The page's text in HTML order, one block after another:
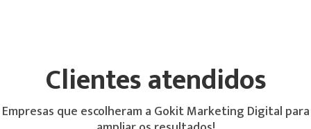
Clientes atendidos
Empresas que escolheram a Gokit Marketing Digital para